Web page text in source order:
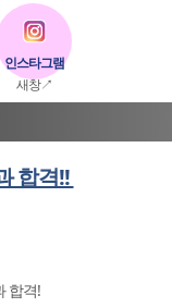
인스타그램
새창↗
합격!!
합격!